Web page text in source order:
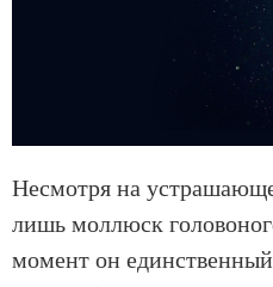
Несмотря на
лишь моллюск
момент он единственный